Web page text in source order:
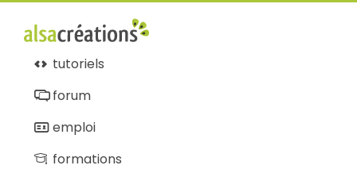
tutoriels
forum
emploi
formations